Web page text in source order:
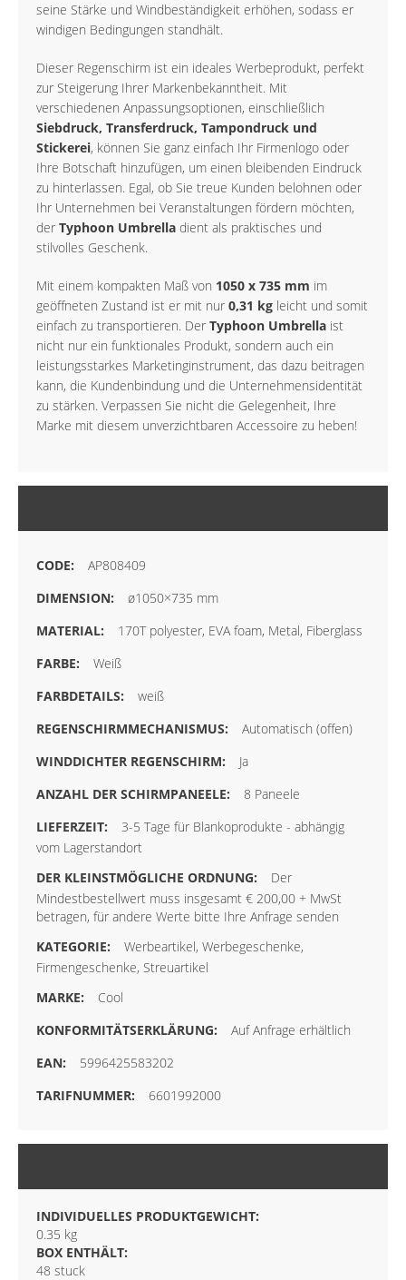
seine Stärke und Windbeständigkeit erhöhen, sodass er
windigen Bedingungen standhält.
Dieser Regenschirm ist ein ideales Werbeprodukt, perfekt
zur Steigerung Ihrer Markenbekanntheit. Mit
verschiedenen Anpassungsoptionen, einschließlich
Siebdruck, Transferdruck, Tampondruck und
Stickerei, können Sie ganz einfach Ihr Firmenlogo oder
Ihre Botschaft hinzufügen, um einen bleibenden Eindruck
zu hinterlassen. Egal, ob Sie treue Kunden belohnen oder
Ihr Unternehmen bei Veranstaltungen fördern möchten,
der Typhoon Umbrella dient als praktisches und
stilvolles Geschenk.
Mit einem kompakten Maß von 1050 x 735 mm im
geöffneten Zustand ist er mit nur 0,31 kg leicht und somit
einfach zu transportieren. Der Typhoon Umbrella ist
nicht nur ein funktionales Produkt, sondern auch ein
leistungsstarkes Marketinginstrument, das dazu beitragen
kann, die Kundenbindung und die Unternehmensidentität
zu stärken. Verpassen Sie nicht die Gelegenheit, Ihre
Marke mit diesem unverzichtbaren Accessoire zu heben!
AP808409
ø1050×735 mm
170T polyester, EVA foam, Metal, Fiberglass
Weiß
weiß
Automatisch (offen)
Ja
8 Paneele
3-5 Tage für Blankoprodukte - abhängig
vom Lagerstandort
Der
Mindestbestellwert muss insgesamt € 200,00 + MwSt
betragen, für andere Werte bitte Ihre Anfrage senden
Werbeartikel, Werbegeschenke,
Firmengeschenke, Streuartikel
Cool
Auf Anfrage erhältlich
5996425583202
6601992000
INDIVIDUELLES PRODUKTGEWICHT:
0.35 kg
BOX ENTHÄLT:
48 stuck